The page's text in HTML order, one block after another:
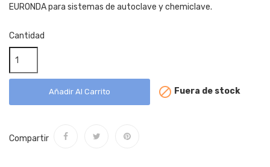
EURONDA para sistemas de autoclave y chemiclave.
Cantidad
Añadir Al Carrito  Fuera de stock
Compartir